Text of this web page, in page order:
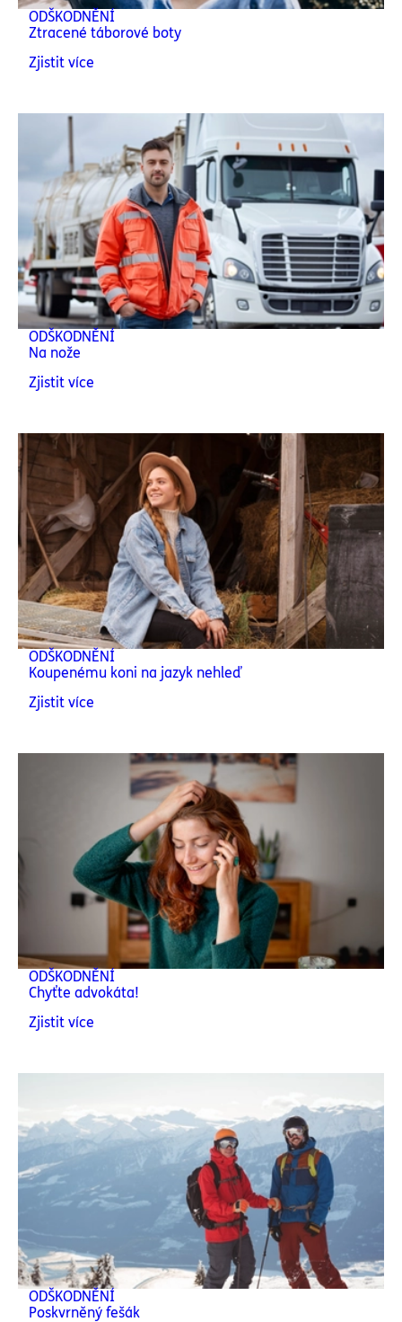
ODŠKODNĚNÍ
Ztracené táborové boty
Zjistit více
ODŠKODNĚNÍ
Na nože
Zjistit více
ODŠKODNĚNÍ
Koupenému koni na jazyk nehleď
Zjistit více
ODŠKODNĚNÍ
Chyťte advokáta!
Zjistit více
ODŠKODNĚNÍ
Poskvrněný fešák